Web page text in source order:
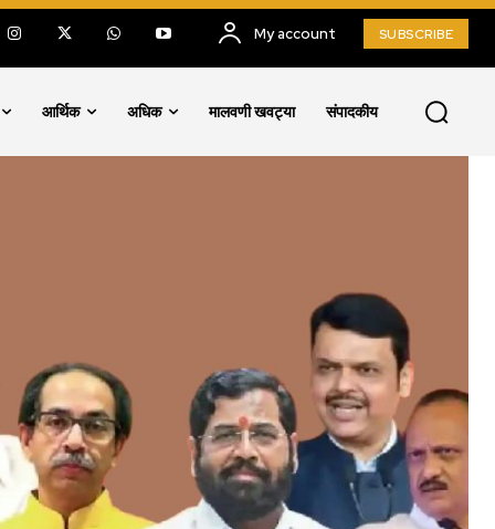
My account SUBSCRIBE
आर्थिक अधिक मालवणी खवट्या संपादकीय